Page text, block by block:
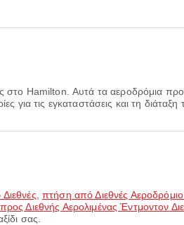
στο Hamilton. Αυτά τα αεροδρόμια
για τις εγκαταστάσεις και τη
,πτήση από Διεθνές
Διεθνής Αερολιμένας Έντμοντον
σας.